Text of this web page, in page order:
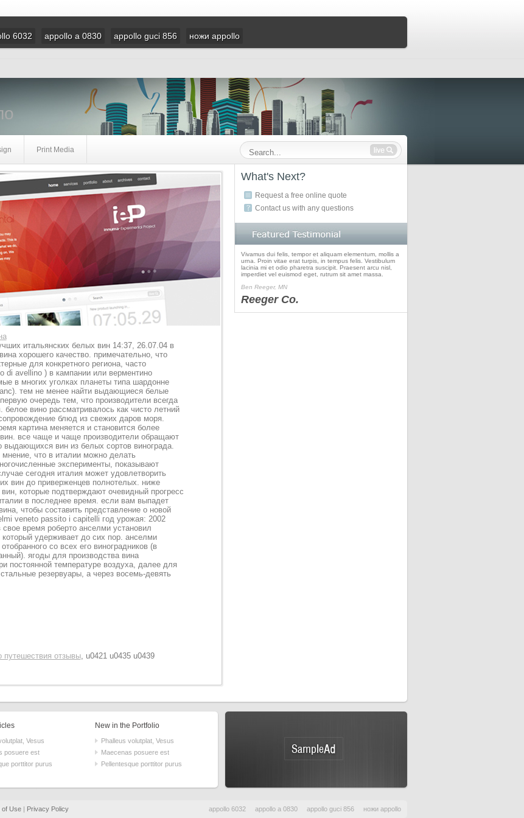
6032 appollo a 0830 appollo guci 856 ножи appollo
Print Media
итальянских белых вин 14:37, 26.07.04 в
хорошего качество. примечательно, что
для конкретного региона, часто
di avellino ) в кампании или верментино
в многих уголках планеты типа шардонне
тем не менее найти выдающиеся белые
очередь тем, что производители всегда
вино рассматривалось как чисто летний
блюд из свежих даров моря.
картина меняется и становится более
все чаще и чаще производители обращают
выдающихся вин из белых сортов винограда.
что в италии можно делать
эксперименты, показывают
сегодня италия может удовлетворить
вин до приверженцев полнотелых. ниже
которые подтверждают очевидный прогресс
в последнее время. если вам выпадет
чтобы составить представление о новой
veneto passito i capitelli год урожая: 2002
время роберто анселми установил
удерживает до сих пор. анселми
со всех его виноградников (в
ягоды для производства вина
постоянной температуре воздуха, далее для
резервуары, а через восемь-девять
путешествия отзывы, u0421 u0435 u0439
What's Next?
Request a free online quote
Contact us with any questions
Vivamus dui felis, tempor et aliquam elementum, mollis a
urna. Proin vitae erat turpis, in tempus felis. Vestibulum
lacinia mi et odio pharetra suscipit. Praesent arcu nisl,
imperdiet vel euismod eget, rutrum sit amet massa.
Ben Reeger, MN
Reeger Co.
Vesus
posuere est
porttitor purus
New in the Portfolio
Phalleus volutplat, Vesus
Maecenas posuere est
Pellentesque porttitor purus
of Use| Privacy Policy appollo 6032 appollo a 0830 appollo guci 856 ножи appollo